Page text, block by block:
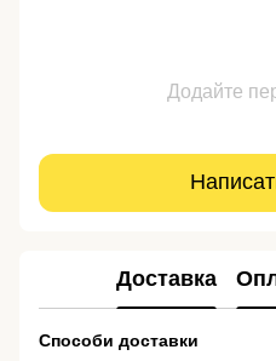
Додайте
Доставка
Способи доставки